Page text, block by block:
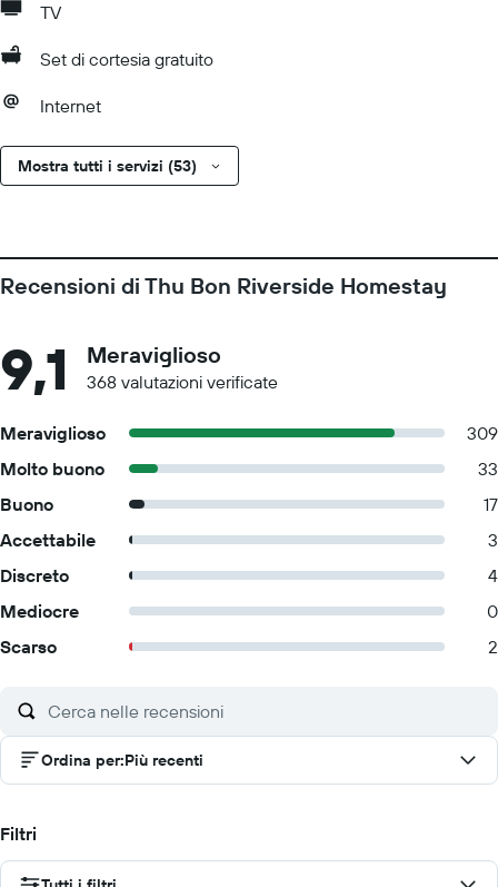
TV
Set di cortesia gratuito
Internet
Mostra tutti i servizi (53)
Recensioni di Thu Bon Riverside Homestay
9,1 Meraviglioso
368 valutazioni verificate
Meraviglioso
309
Molto buono
33
Buono
17
Accettabile
3
Discreto
4
Mediocre
0
Scarso
2
Ordina per:Più recenti
Filtri